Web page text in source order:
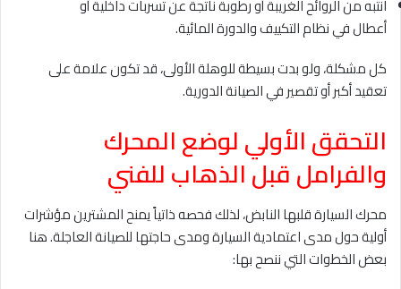
انتبه من الروائح الغريبة أو رطوبة ناتجة عن تسربات داخلية أو
أعطال في نظام التكييف والدورة المائية.
كل مشكلة، ولو بدت بسيطة للوهلة الأولى، قد تكون علامة على
تعقيد أكبر أو تقصير في الصيانة الدورية.
التحقق الأولي لوضع المحرك
والفرامل قبل الذهاب للفني
محرك السيارة قلبها النابض، لذلك فحصه ذاتياً يمنح المشترين مؤشرات
أولية حول مدى اعتمادية السيارة ومدى حاجتها للصيانة العاجلة. هنا
بعض الخطوات التي ننصح بها: